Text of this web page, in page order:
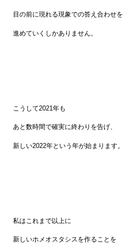
目の前に現れる現象での答え合わせを
進めていくしかありません。
こうして2021年も
あと数時間で確実に終わりを告げ、
新しい2022年という年が始まります。
私はこれまで以上に
新しいホメオスタシスを作ることを